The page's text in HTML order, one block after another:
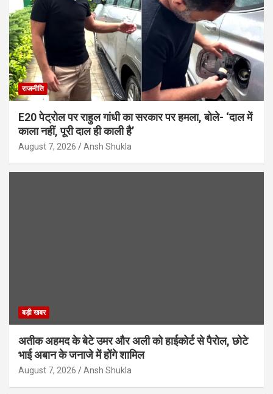
राजनीति
E20 पेट्रोल पर राहुल गांधी का सरकार पर हमला, बोले- ‘दाल में
काला नहीं, पूरी दाल ही काली है’
August 7, 2026 Ansh Shukla
बड़ी खबर
अतीक अहमद के बेटे उमर और अली को हाईकोर्ट से पैरोल, छोटे
भाई अबान के जनाजे में होंगे शामिल
August 7, 2026 Ansh Shukla